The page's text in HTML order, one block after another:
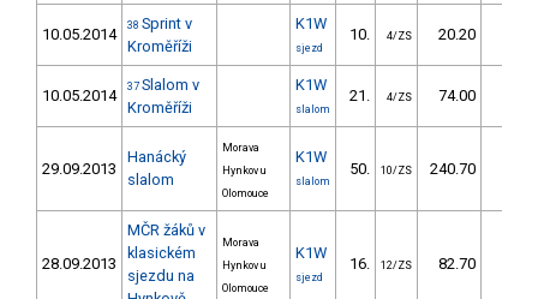
10.05.2014 38 Sprint v
Kroměříži
K1W
sjezd
10. 4/ZS 20.20
10.05.2014 37 Slalom v
Kroměříži
K1W
slalom
21. 4/ZS 74.00
29.09.2013
Hanácký
slalom
Morava
Hynkov u
Olomouce
K1W
slalom
50. 10/ZS 240.70
28.09.2013
MČR žáků v
klasickém
sjezdu na
Morava
Hynkov u
Olomouce
K1W
sjezd
16. 12/ZS 82.70